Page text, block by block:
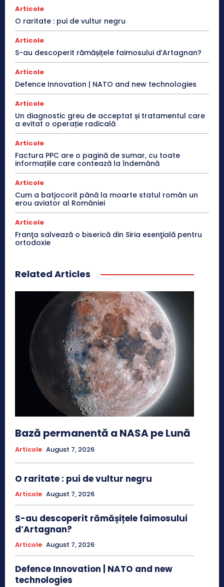
Articole
O raritate : pui de vultur negru
Articole
S-au descoperit rămășițele faimosului d’Artagnan?
Articole
Defence Innovation | NATO and new technologies
Articole
Un diagnostic greu de acceptat și tratamentul care
a evitat o operație radicală
Articole
Factura PPC are o pagină de sumar, cu toate
informațiile care contează la îndemână
Articole
Cum a batjocorit până la moarte statul român un
erou aviator al României
Articole
Franţa salvează o biserică din Siria esenţială pentru
ortodoxie
Related Articles
Bază permanentă a NASA pe Lună
Articole August 7, 2026
O raritate : pui de vultur negru
Articole August 7, 2026
S-au descoperit rămășițele faimosului
d’Artagnan?
Articole August 7, 2026
Defence Innovation | NATO and new
technologies